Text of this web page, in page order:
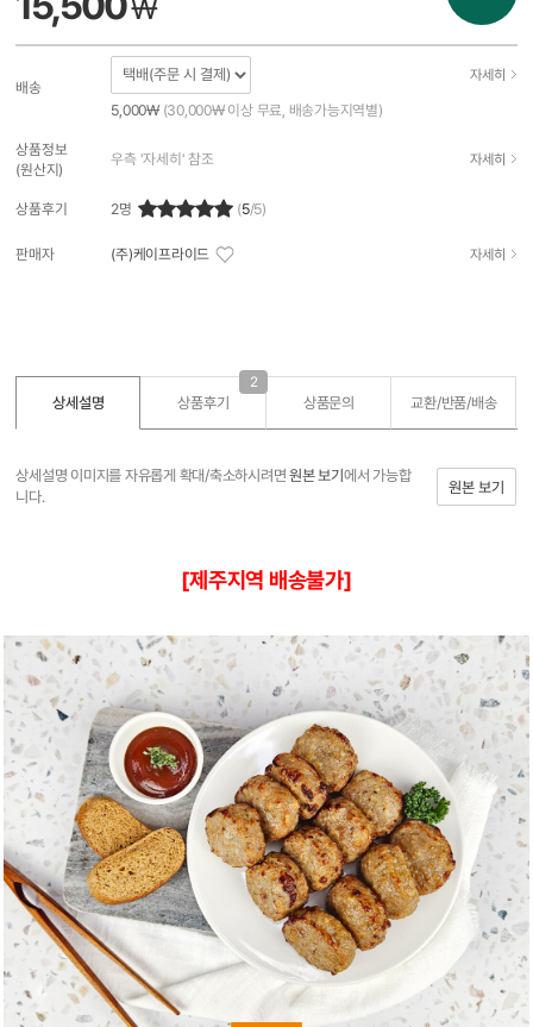
₩
배송
자세히
5,000₩ (30,000₩ 이상 무료, 배송가능지역별)
상품정보
(원산지)
우측 '자세히' 참조 자세히
상품후기 2명 (5/5)
판매자 (주)케이프라이드 자세히
상세설명 상품후기
2
상품문의 교환/반품/배송
상세설명 이미지를 자유롭게 확대/축소하시려면원본 보기 에서 가능합
니다.
원본 보기
[제주지역 배송불가]